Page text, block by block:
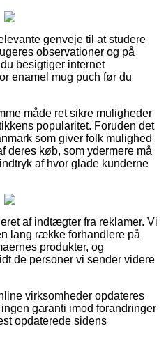
genveje til at studere
observationer og på
besigtiger internet
enamel mug puch før du
måde ret sikre muligheder
popularitet. Foruden det
som giver folk mulighed
deres køb, som ydermere må
af hvor glade kunderne
af indtægter fra reklamer. Vi
lang række forhandlere på
produkter, og
de personer vi sender videre
virksomheder opdateres
garanti imod forandringer
opdaterede sidens